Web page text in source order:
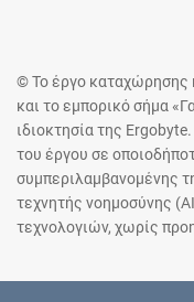
© Το έργο καταχώρησης
και το εμπορικό σήμα
ιδιοκτησία της
του έργου σε
συμπεριλαμβανομένης
τεχνητής νοημοσύνης
τεχνολογιών, χωρίς